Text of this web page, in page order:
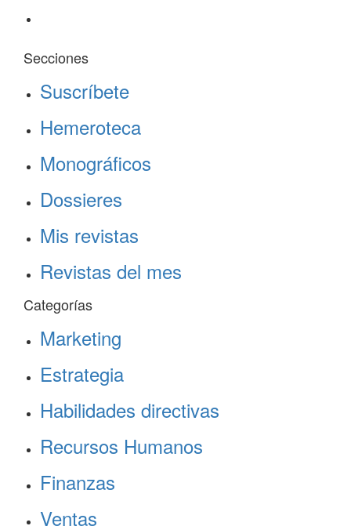
Secciones
Suscríbete
Hemeroteca
Monográficos
Dossieres
Mis revistas
Revistas del mes
Categorías
Marketing
Estrategia
Habilidades directivas
Recursos Humanos
Finanzas
Ventas